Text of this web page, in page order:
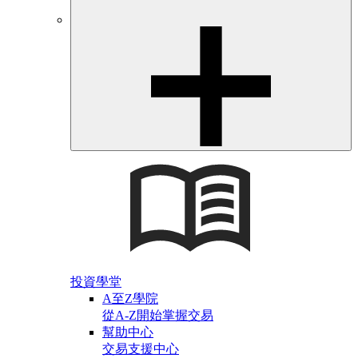
投資學堂
A至Z學院
從A-Z開始掌握交易
幫助中心
交易支援中心